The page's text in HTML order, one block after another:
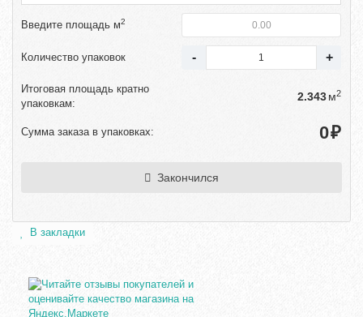
Введите площадь м2
Количество упаковок
Итоговая площадь кратно
упаковкам:
м2
Сумма заказа в упаковках: ₽
Закончился
В закладки